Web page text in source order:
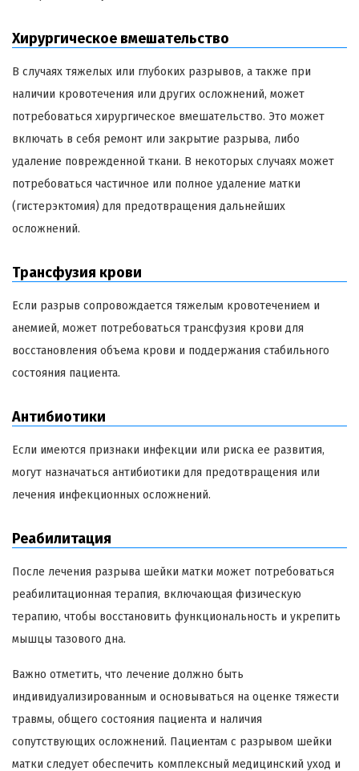
Хирургическое вмешательство
В случаях тяжелых или глубоких разрывов, а также при
наличии кровотечения или других осложнений, может
потребоваться хирургическое вмешательство. Это может
включать в себя ремонт или закрытие разрыва, либо
удаление поврежденной ткани. В некоторых случаях может
потребоваться частичное или полное удаление матки
(гистерэктомия) для предотвращения дальнейших
осложнений.
Трансфузия крови
Если разрыв сопровождается тяжелым кровотечением и
анемией, может потребоваться трансфузия крови для
восстановления объема крови и поддержания стабильного
состояния пациента.
Антибиотики
Если имеются признаки инфекции или риска ее развития,
могут назначаться антибиотики для предотвращения или
лечения инфекционных осложнений.
Реабилитация
После лечения разрыва шейки матки может потребоваться
реабилитационная терапия, включающая физическую
терапию, чтобы восстановить функциональность и укрепить
мышцы тазового дна.
Важно отметить, что лечение должно быть
индивидуализированным и основываться на оценке тяжести
травмы, общего состояния пациента и наличия
сопутствующих осложнений. Пациентам с разрывом шейки
матки следует обеспечить комплексный медицинский уход и